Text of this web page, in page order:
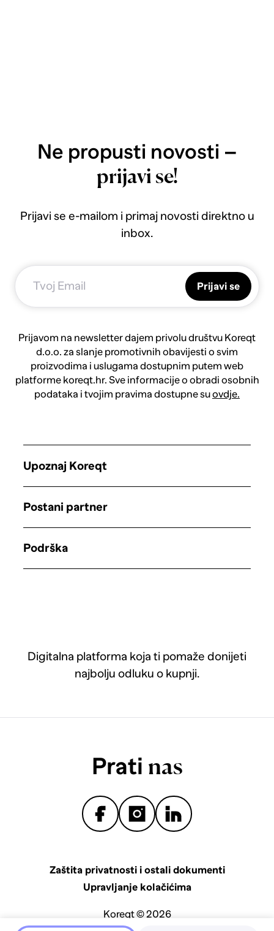
Ne propusti novosti –
prijavi se!
Prijavi se e-mailom i primaj novosti direktno u
inbox.
Prijavi se
Prijavom na newsletter dajem privolu društvu Koreqt
d.o.o. za slanje promotivnih obavijesti o svim
proizvodima i uslugama dostupnim putem web
platforme koreqt.hr. Sve informacije o obradi osobnih
podataka i tvojim pravima dostupne suovdje.
Digitalna platforma koja ti pomaže donijeti
najbolju odluku o kupnji.
Upoznaj Koreqt
Postani partner
Podrška
Prati nas
Zaštita privatnosti i ostali dokumenti
Upravljanje kolačićima
Koreqt © 2026